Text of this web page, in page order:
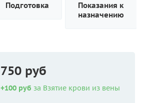
Подготовка
Показания к
назначению
750 руб
+100 руб за Взятие крови из вены